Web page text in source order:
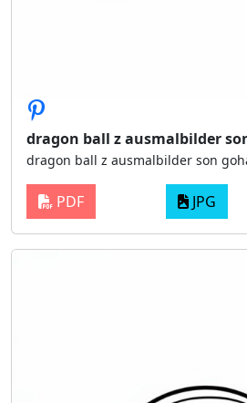
dragon ball z ausmalbilder
dragon ball z ausmalbilder son
PDF JPG